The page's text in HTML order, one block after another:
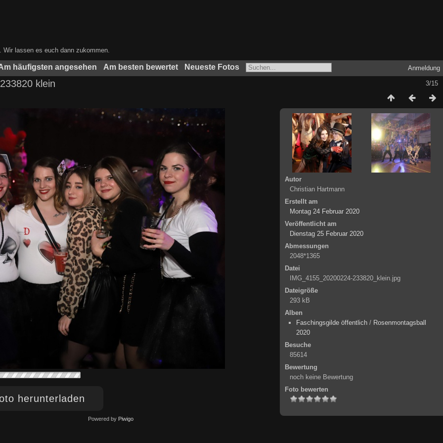
lassen es euch dann zukommen.
häufigsten angesehen Am besten bewertet Neueste Fotos Anmeldung
3/15
klein
herunterladen
Autor
Christian Hartmann
Erstellt am
Montag 24 Februar 2020
Veröffentlicht am
Dienstag 25 Februar 2020
Abmessungen
2048*1365
Datei
IMG_4155_20200224-233820_klein.jpg
Dateigröße
293 kB
Alben
Faschingsgilde öffentlich / Rosenmontagsball
2020
Besuche
85614
Bewertung
noch keine Bewertung
Foto bewerten
Powered by Piwigo